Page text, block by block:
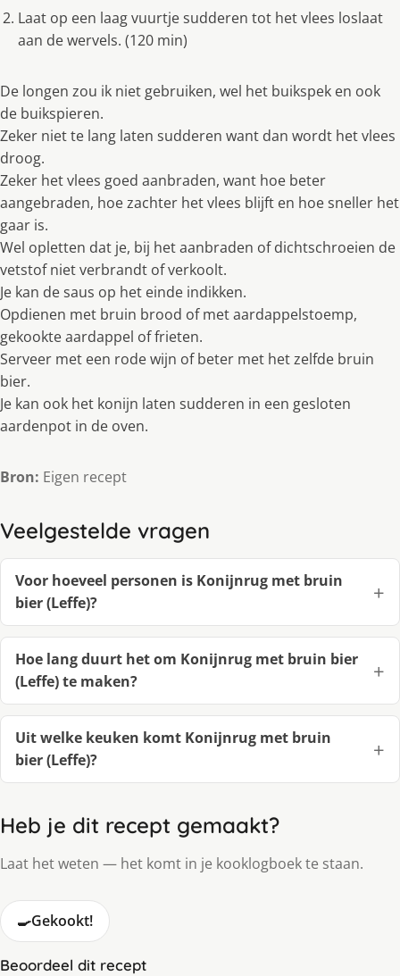
Laat op een laag vuurtje sudderen tot het vlees loslaat
aan de wervels. (120 min)
De longen zou ik niet gebruiken, wel het buikspek en ook
de buikspieren.
Zeker niet te lang laten sudderen want dan wordt het vlees
droog.
Zeker het vlees goed aanbraden, want hoe beter
aangebraden, hoe zachter het vlees blijft en hoe sneller het
gaar is.
Wel opletten dat je, bij het aanbraden of dichtschroeien de
vetstof niet verbrandt of verkoolt.
Je kan de saus op het einde indikken.
Opdienen met bruin brood of met aardappelstoemp,
gekookte aardappel of frieten.
Serveer met een rode wijn of beter met het zelfde bruin
bier.
Je kan ook het konijn laten sudderen in een gesloten
aardenpot in de oven.
Bron: Eigen recept
Veelgestelde vragen
Voor hoeveel personen is Konijnrug met bruin
bier (Leffe)?
Hoe lang duurt het om Konijnrug met bruin bier
(Leffe) te maken?
Uit welke keuken komt Konijnrug met bruin
bier (Leffe)?
Heb je dit recept gemaakt?
Laat het weten — het komt in je kooklogboek te staan.
🍳Gekookt!
Beoordeel dit recept